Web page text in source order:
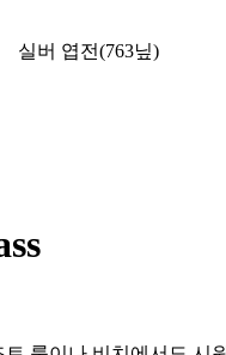
실버 엽전(763닢)